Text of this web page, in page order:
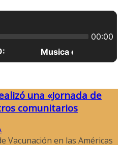
una «Jornada de
comunitarios
Vacunación en las Américas